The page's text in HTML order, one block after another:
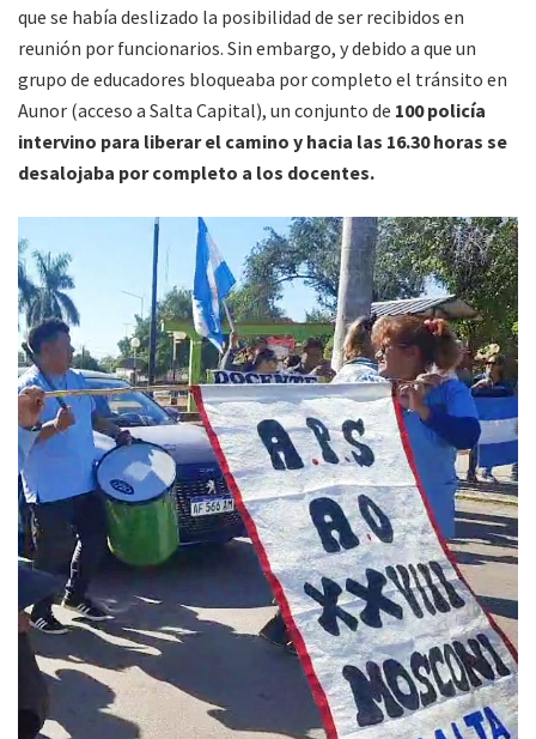
que se había deslizado la posibilidad de ser recibidos en
reunión por funcionarios. Sin embargo, y debido a que un
grupo de educadores bloqueaba por completo el tránsito en
Aunor (acceso a Salta Capital), un conjunto de 100 policía
intervino para liberar el camino y hacia las 16.30 horas se
desalojaba por completo a los docentes.